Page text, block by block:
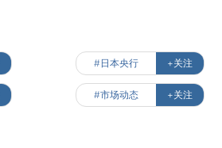
#日本央行 +关注
#市场动态 +关注